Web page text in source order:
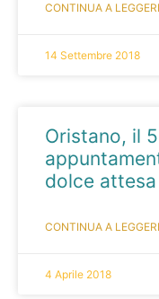
CONTINUA A
14 Settembre 2018
Oristano, il
dolce attesa
CONTINUA A
4 Aprile 2018